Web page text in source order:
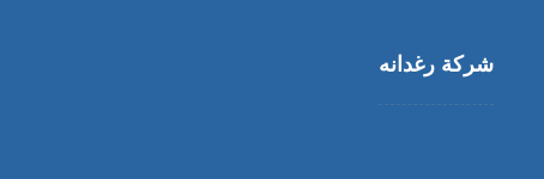
شركة رغدانه